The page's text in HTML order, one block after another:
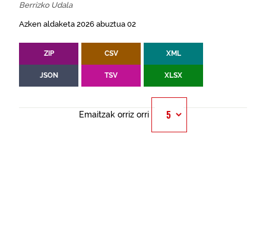
Berrizko Udala
Azken aldaketa 2026 abuztua 02
ZIP CSV XML
JSON TSV XLSX
Emaitzak orriz orri